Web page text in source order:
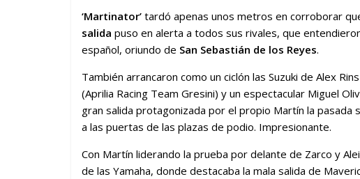
‘Martinator’ tardó apenas unos metros en corroborar
salida puso en alerta a todos sus rivales, que
español, oriundo de San Sebastián de los Reyes.
También arrancaron como un ciclón las Suzuki de Alex
(Aprilia Racing Team Gresini) y un espectacular Miguel
gran salida protagonizada por el propio Martín la pasada
a las puertas de las plazas de podio. Impresionante.
Con Martín liderando la prueba por delante de Zarco y
de las Yamaha, donde destacaba la mala salida de